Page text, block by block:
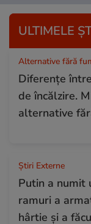
ULTIMELE
Alternative fără
Diferențe
de încălzire.
alternative
Știri Externe
Putin a numit
ramuri a
hârtie și a